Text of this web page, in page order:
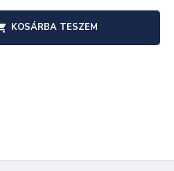
KOSÁRBA TESZEM